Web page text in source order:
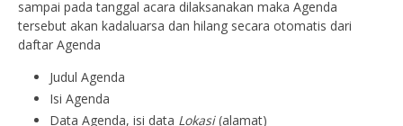
sampai pada tanggal acara dilaksanakan maka Agenda
tersebut akan kadaluarsa dan hilang secara otomatis dari
daftar Agenda
Judul Agenda
Isi Agenda
Data Agenda, isi data Lokasi(alamat)